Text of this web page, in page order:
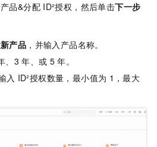
品&分配 ID²授权，然后单击下一步
产品 ，并输入产品名称。
、3 年、或 5 年。
入 ID²授权数量，最小值为 1，最大